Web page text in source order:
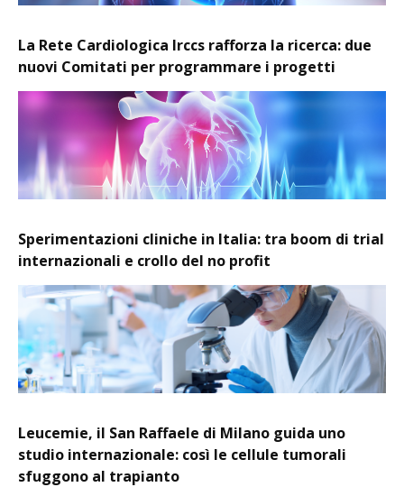
La Rete Cardiologica Irccs rafforza la ricerca: due
nuovi Comitati per programmare i progetti
Sperimentazioni cliniche in Italia: tra boom di trial
internazionali e crollo del no profit
Leucemie, il San Raffaele di Milano guida uno
studio internazionale: così le cellule tumorali
sfuggono al trapianto